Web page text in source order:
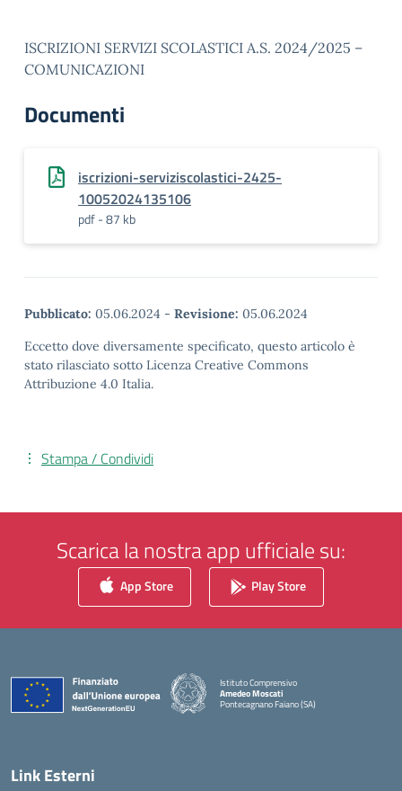
ISCRIZIONI SERVIZI SCOLASTICI A.S. 2024/2025 –
COMUNICAZIONI
Documenti
iscrizioni-serviziscolastici-2425-
10052024135106
pdf - 87 kb
Pubblicato: 05.06.2024 - Revisione: 05.06.2024
Eccetto dove diversamente specificato, questo articolo è
stato rilasciato sotto Licenza Creative Commons
Attribuzione 4.0 Italia.
Stampa / Condividi
Scarica la nostra app ufficiale su:
App Store Play Store
Istituto Comprensivo
Amedeo Moscati
Pontecagnano Faiano (SA)
— Visita la pagina iniziale della scuola
Link Esterni